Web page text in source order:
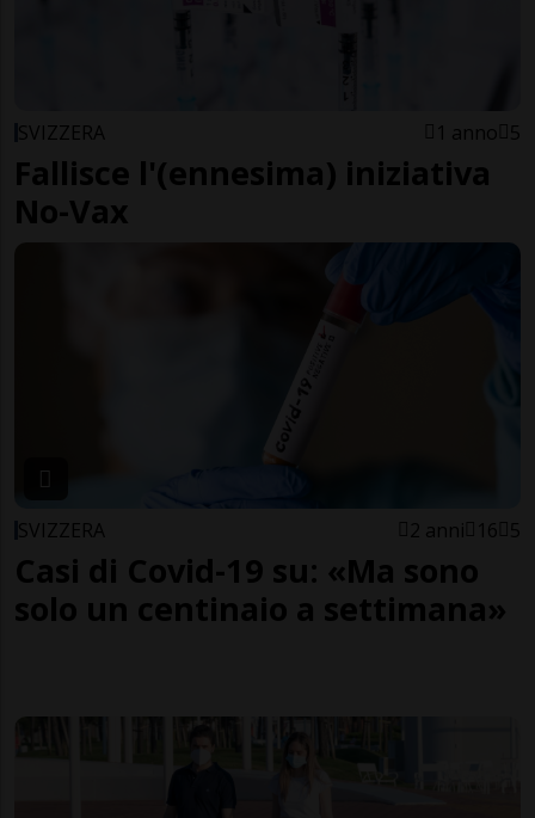
SVIZZERA 1 anno 5
Fallisce l'(ennesima) iniziativa
No-Vax
SVIZZERA 2 anni 16 5
Casi di Covid-19 su: «Ma sono
solo un centinaio a settimana»